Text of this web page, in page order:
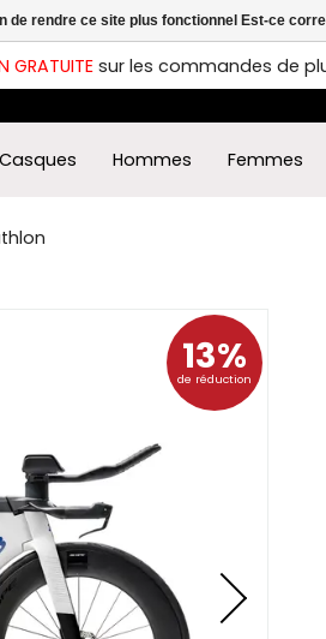
GRATUITEsur les commandes de
Casques Hommes Femmes
13%
de réduction
de rendre ce site plus fonctionnel Est-ce